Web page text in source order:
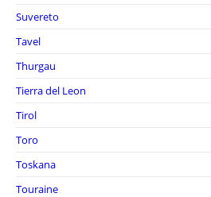
Suvereto
Tavel
Thurgau
Tierra del Leon
Tirol
Toro
Toskana
Touraine